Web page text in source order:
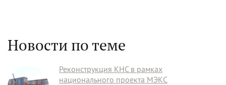
Новости по теме
Реконструкция КНС в рамках
национального проекта МЭКС